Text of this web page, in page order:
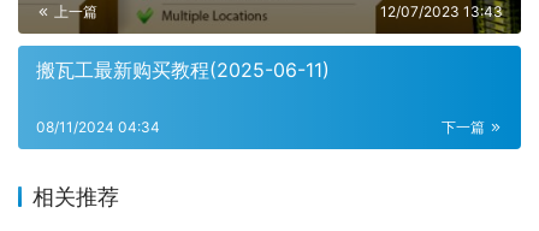
上一篇 12/07/2023 13:43
搬瓦工最新购买教程(2025-06-11)
下一篇
08/11/2024 04:34
相关推荐